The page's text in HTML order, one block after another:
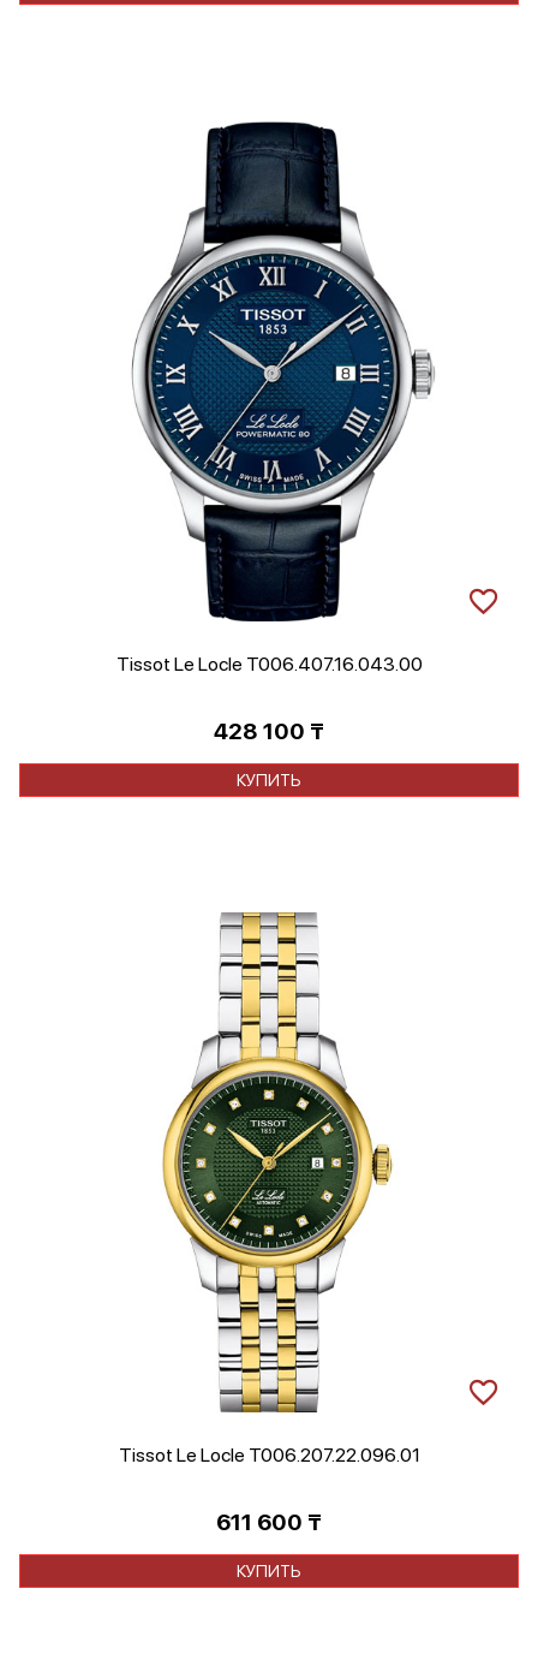
Tissot Le Locle T006.407.16.043.00
428 100 ₸
КУПИТЬ
Tissot Le Locle T006.207.22.096.01
611 600 ₸
КУПИТЬ